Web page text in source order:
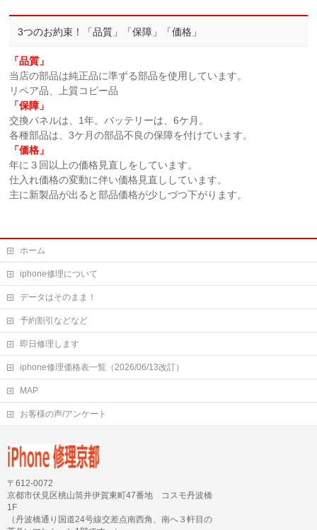
3つのお約束！「品質」「保障」「価格」
「品質」
当店の部品は純正品に準ずる部品を使用しています。
リペア品、上質コピー品
「保障」
交換パネルは、1年。バッテリーは、6ケ月。
各種部品は、3ケ月の部品不良の保障を付けています。
「価格」
年に３回以上の価格見直しをしています。
仕入れ価格の変動に伴い価格見直ししています。
主に新製品が出ると部品価格が少しづつ下がります。
ホーム
iphone修理について
データはそのまま！
予約割引などなど
即日修理します
iphone修理価格表一覧（2026/06/13改訂）
MAP
お客様の声/アンケート
〒612-0072
京都市伏見区桃山筒井伊賀東町47番地 コスモ丹波橋
1F
（丹波橋通り国道24号線交差点南西角、南へ３軒目の